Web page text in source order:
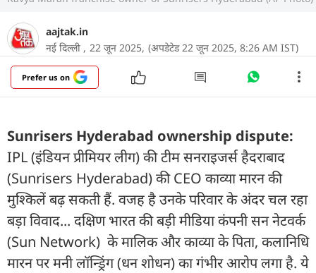
aajtak.in
नई दिल्ली , 22 जून 2025, (अपडेटेड 22 जून 2025, 8:26 AM IST)
Prefer us on
Sunrisers Hyderabad ownership dispute:
IPL (इंड‍ियन प्रीम‍ियर लीग) की टीम सनराइजर्स हैदराबाद
(Sunrisers Hyderabad) की CEO काव्या मारन की
मुश्किलें बढ़ सकती हैं. वजह है उनके परिवार के अंदर चल रहा
बड़ा विवाद... दक्ष‍िण भारत की बड़ी मीडिया कंपनी सन नेटवर्क
(Sun Network) के मालिक और काव्या के पिता, कलानिधि
मारन पर मनी लॉन्ड्रिंग (धन शोधन) का गंभीर आरोप लगा है. ये